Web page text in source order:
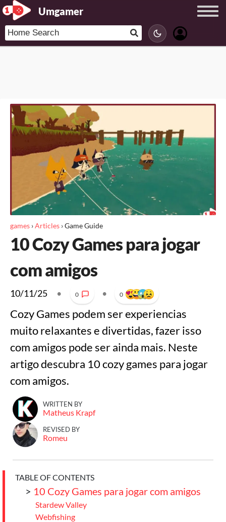
Umgamer
games ›Articles ›Game Guide
10 Cozy Games para jogar
com amigos
10/11/25 • 0 • 0
Cozy Games podem ser experiencias
muito relaxantes e divertidas, fazer isso
com amigos pode ser ainda mais. Neste
artigo descubra 10 cozy games para jogar
com amigos.
WRITTEN BY
Matheus Krapf
REVISED BY
Romeu
TABLE OF CONTENTS
> 10 Cozy Games para jogar com amigos
Stardew Valley
Webfishing